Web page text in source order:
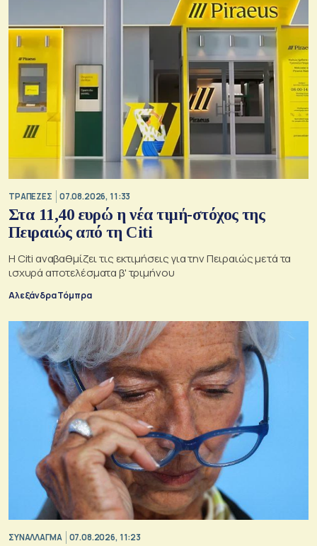
ΤΡΑΠΕΖΕΣ 07.08.2026, 11:33
Στα 11,40 ευρώ η νέα τιμή-στόχος της
Πειραιώς από τη Citi
Η Citi αναβαθμίζει τις εκτιμήσεις για την Πειραιώς μετά τα
ισχυρά αποτελέσματα β' τριμήνου
Αλεξάνδρα Τόμπρα
ΣΥΝΑΛΛΑΓΜΑ 07.08.2026, 11:23